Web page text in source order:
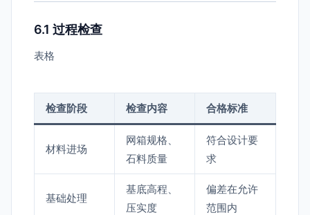
6.1 过程检查
表格
检查阶段 检查内容 合格标准
材料进场
网箱规格、
石料质量
符合设计要
求
基础处理
基底高程、
压实度
偏差在允许
范围内